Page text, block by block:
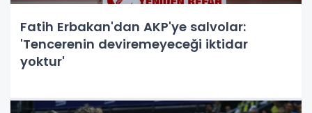
Fatih Erbakan'dan AKP'ye salvolar:
'Tencerenin deviremeyeceği iktidar
yoktur'